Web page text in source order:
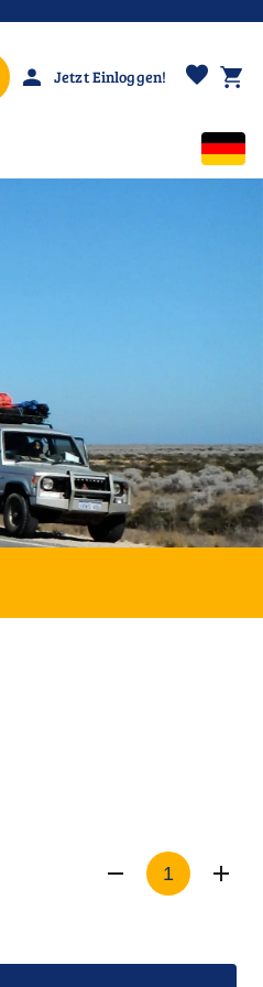
person Jetzt Einloggen! favorite shopping_cart